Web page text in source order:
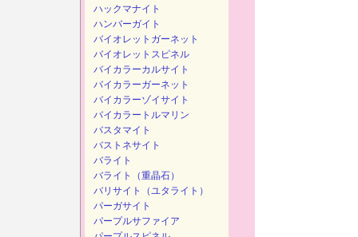
ハックマナイト
ハンバーガイト
バイオレットガーネット
バイオレットスピネル
バイカラーカルサイト
バイカラーガーネット
バイカラーゾイサイト
バイカラートルマリン
バスタマイト
バストネサイト
バライト
バライト（重晶石）
バリサイト（ユタライト）
パーガサイト
パープルサファイア